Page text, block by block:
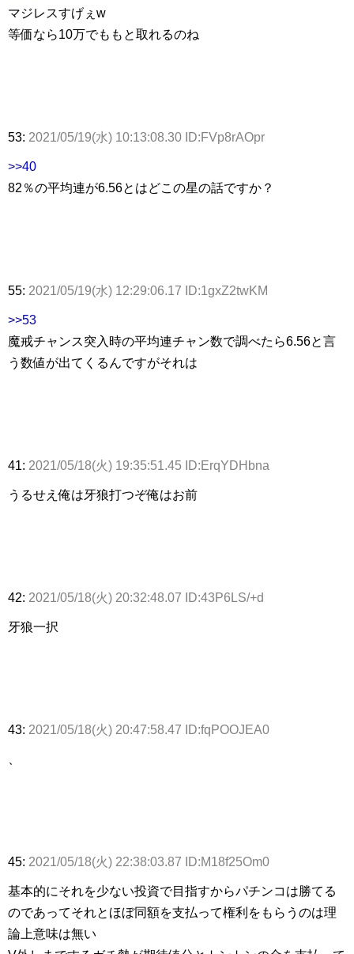
マジレスすげぇw
等価なら10万でももと取れるのね
53: 2021/05/19(水) 10:13:08.30 ID:FVp8rAOpr
>>40
82％の平均連が6.56とはどこの星の話ですか？
55: 2021/05/19(水) 12:29:06.17 ID:1gxZ2twKM
>>53
魔戒チャンス突入時の平均連チャン数で調べたら6.56と言
う数値が出てくるんですがそれは
41: 2021/05/18(火) 19:35:51.45 ID:ErqYDHbna
うるせえ俺は牙狼打つぞ俺はお前
42: 2021/05/18(火) 20:32:48.07 ID:43P6LS/+d
牙狼一択
43: 2021/05/18(火) 20:47:58.47 ID:fqPOOJEA0
45: 2021/05/18(火) 22:38:03.87 ID:M18f25Om0
基本的にそれを少ない投資で目指すからパチンコは勝てる
のであってそれとほぼ同額を支払って権利をもらうのは理
論上意味は無い